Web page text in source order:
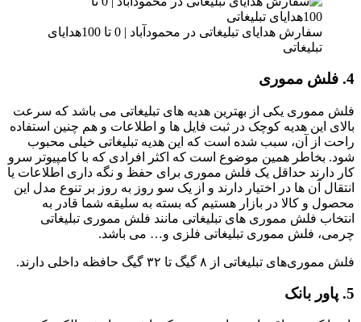
سفارش هدایای تبلیغاتی در محمودآباد | 0 تا 100هدایای
تبلیغاتی
4. فلش مموری
فلش مموری یکی از بهترین هدیه های تبلیغاتی می باشد که سرعت
بالای این هدیه کوچک در ثبت فایل ها و اطلاعات و هم چنین استفاده
راحت از آن، سبب شده است که این هدیه تبلیغاتی خیلی محبوب
شود. بخاطر همین موضوع است که اکثر افرادی که با کامپیوتر سرو
کار دارند حداقل یک فلش مموری برای حفظ و نگه داری اطلاعات یا
انتقال آن ها در اختیار دارند و از یک سو روز به روز بر تنوع مدل این
محصول و کالا در بازار هستیم که بسته به سلیقه شما قادر به
انتخاب فلش مموری های تبلیغاتی مانند فلش مموری تبلیغاتی
چرمی، فلش مموری تبلیغاتی فلزی و… می باشد.
فلش مموری‌های تبلیغاتی از ۸ گیگ تا ۳۲ گیگ حافظه داخلی دارند.
5. پاور بانک